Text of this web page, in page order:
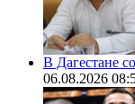
В Дагестане
06.08.2026